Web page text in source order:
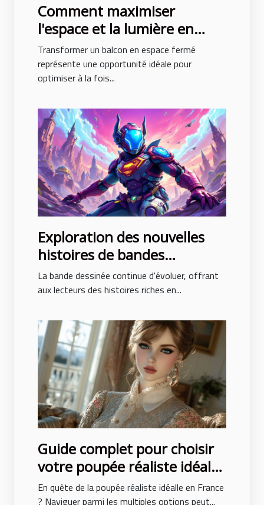
Comment maximiser
l'espace et la lumière en
fermant un balcon ?
Transformer un balcon en espace fermé
représente une opportunité idéale pour
optimiser à la fois...
Exploration des nouvelles
histoires de bandes
dessinées avec des intrigues
surprenantes
La bande dessinée continue d'évoluer, offrant
aux lecteurs des histoires riches en...
Guide complet pour choisir
votre poupée réaliste idéale
en France
En quête de la poupée réaliste idéalle en France
? Naviguer parmi les multiples options peut...